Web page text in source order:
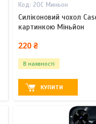
20С Миньон
Силіконовий чохол
картинкою Міньйон
220 ₴
В наявності
КУПИТИ